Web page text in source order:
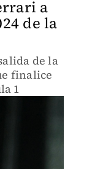
a
de la
de la
finalice
1